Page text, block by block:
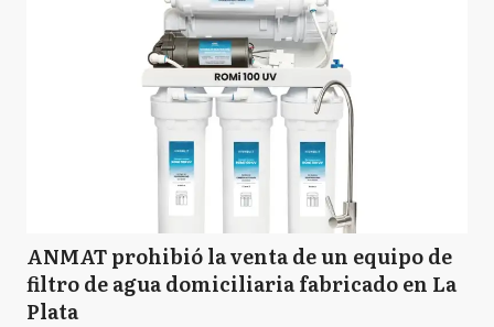
ANMAT prohibió la venta de un equipo de
filtro de agua domiciliaria fabricado en La
Plata